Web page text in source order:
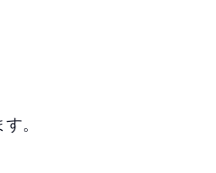
。